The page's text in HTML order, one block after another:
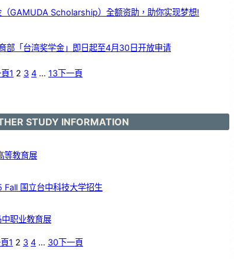
（GAMUDA Scholarship）全额资助，助你实现梦想!
部「台湾奖学金」即日起至4月30日开放申请
頁1 2 3 4 … 13下一頁
STUDY INFORMATION
等教育展
Fall 国立台中科技大学招生
中职业教育展
頁1 2 3 4 … 30下一頁